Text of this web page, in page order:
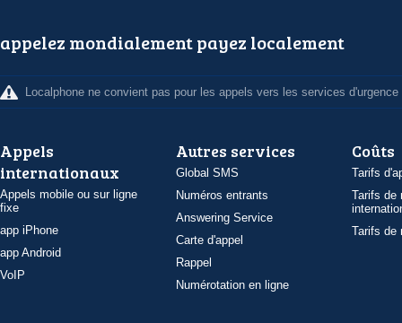
appelez mondialement payez localement
Localphone ne convient pas pour les appels vers les services d'urgence
Appels
internationaux
Appels mobile ou sur ligne
fixe
app iPhone
app Android
VoIP
Autres services
Global SMS
Numéros entrants
Answering Service
Carte d'appel
Rappel
Numérotation en ligne
Coûts
Tarifs
Tarifs de
Tarifs de